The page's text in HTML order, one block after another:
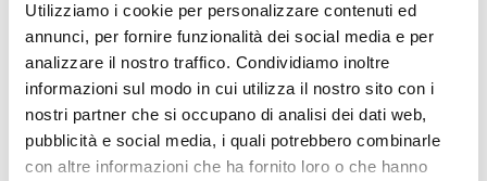
Utilizziamo i cookie per personalizzare contenuti ed
annunci, per fornire funzionalità dei social media e per
analizzare il nostro traffico. Condividiamo inoltre
informazioni sul modo in cui utilizza il nostro sito con i
nostri partner che si occupano di analisi dei dati web,
pubblicità e social media, i quali potrebbero combinarle
con altre informazioni che ha fornito loro o che hanno
molto sensibile al tema della vanità dell’esistenza
umana, di cui questa poesia, nella sua brevità, è una
delle più incisive espressioni.
Paulus Gerhardt